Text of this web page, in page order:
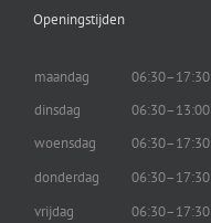
Openingstijden
maandag
06:30–17:30
dinsdag
06:30–13:00
woensdag
06:30–17:30
donderdag
06:30–17:30
vrijdag
06:30–17:30